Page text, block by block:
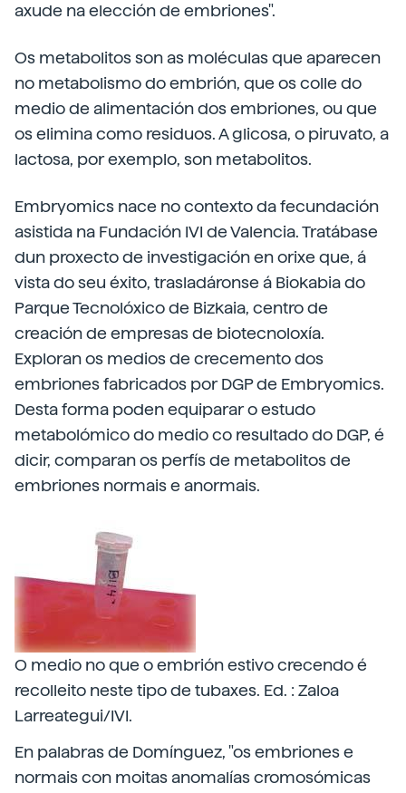
axude na elección de embriones".
Os metabolitos son as moléculas que aparecen
no metabolismo do embrión, que os colle do
medio de alimentación dos embriones, ou que
os elimina como residuos. A glicosa, o piruvato, a
lactosa, por exemplo, son metabolitos.
Embryomics nace no contexto da fecundación
asistida na Fundación IVI de Valencia. Tratábase
dun proxecto de investigación en orixe que, á
vista do seu éxito, trasladáronse á Biokabia do
Parque Tecnolóxico de Bizkaia, centro de
creación de empresas de biotecnoloxía.
Exploran os medios de crecemento dos
embriones fabricados por DGP de Embryomics.
Desta forma poden equiparar o estudo
metabolómico do medio co resultado do DGP, é
dicir, comparan os perfís de metabolitos de
embriones normais e anormais.
O medio no que o embrión estivo crecendo é
recolleito neste tipo de tubaxes. Ed. : Zaloa
Larreategui/IVI.
En palabras de Domínguez, "os embriones e
normais con moitas anomalías cromosómicas